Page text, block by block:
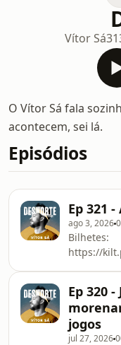
Vítor Sá
O Vítor Sá fala
acontecem, sei lá.
Episódios
Ep 321
ago 3, 2026
Bilhetes:
https://
Ep 320
jogos
jul 27, 2026